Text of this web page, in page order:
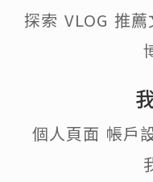
探索 VLOG 推薦
個人頁面 帳戶